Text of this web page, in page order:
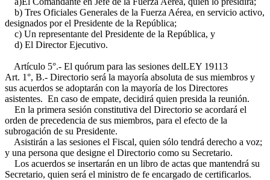
b) Tres Oficiales Generales de la Fuerza Aérea, en servicio activo,
designados por el Presidente de la República;
c) Un representante del Presidente de la República, y
d) El Director Ejecutivo.
Artículo 5°.- El quórum para las sesiones delLEY 19113
Art. 1°, B.- Directorio será la mayoría absoluta de sus miembros y
sus acuerdos se adoptarán con la mayoría de los Directores
asistentes. En caso de empate, decidirá quien presida la reunión.
En la primera sesión constitutiva del Directorio se acordará el
orden de precedencia de sus miembros, para el efecto de la
subrogación de su Presidente.
Asistirán a las sesiones el Fiscal, quien sólo tendrá derecho a voz;
y una persona que designe el Directorio como su Secretario.
Los acuerdos se insertarán en un libro de actas que mantendrá su
Secretario, quien será el ministro de fe encargado de certificarlos.